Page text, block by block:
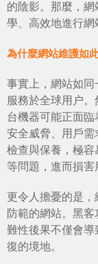
的陰影。那麼， 網
學、高效地進行網
為什麼網站維護如
事實上，網站如
服務於全球用户
台機器可能正面臨
安全威脅、用戶
檢查與保養，極
等問題，進而損害
更令人擔憂的是
防範的網站。黑
難性後果不僅會
復的境地。